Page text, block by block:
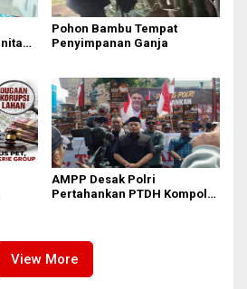
Pohon Bambu Tempat
Penyimpanan Ganja
AMPP Desak Polri
Pertahankan PTDH Kompol
View More